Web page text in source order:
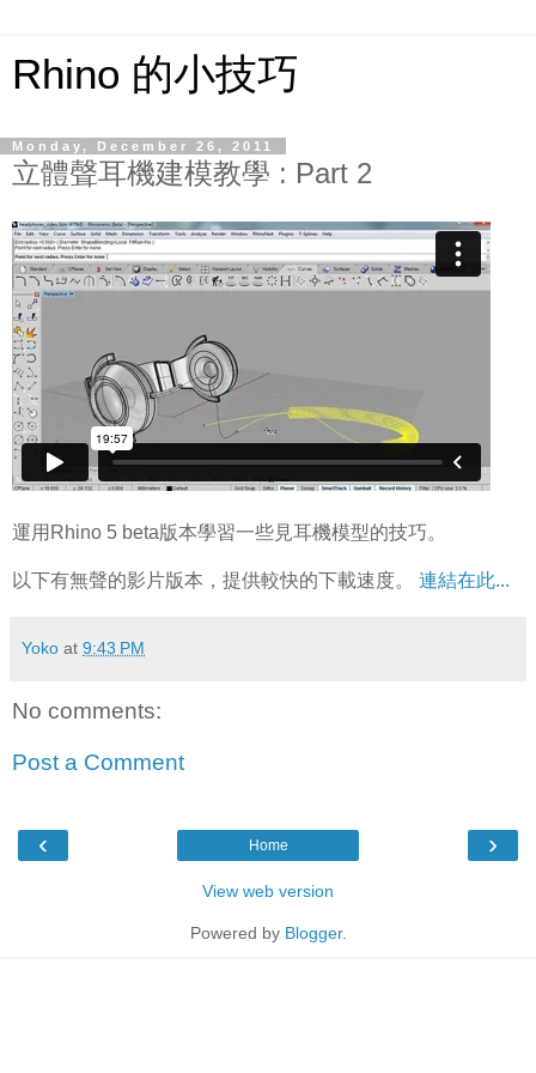
Rhino 的小技巧
Monday, December 26, 2011
立體聲耳機建模教學 : Part 2
運用Rhino 5 beta版本學習一些見耳機模型的技巧。
以下有無聲的影片版本，提供較快的下載速度。 連結在此...
Yoko at 9:43 PM
No comments:
Post a Comment
‹ ›
Home
View web version
Powered by Blogger.